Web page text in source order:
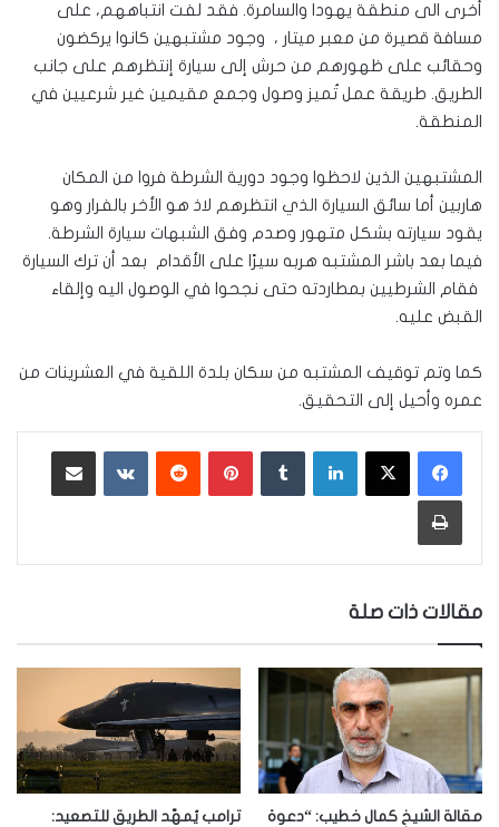
أخرى الى منطقة يهودا والسامرة. فقد لفت انتباههم، على
مسافة قصيرة من معبر ميتار ، وجود مشتبهين كانوا يركضون
وحقائب على ظهورهم من حرش إلى سيارة إنتظرهم على جانب
الطريق. طريقة عمل تُميز وصول وجمع مقيمين غير شرعيين في
المنطقة.
المشتبهين الذين لاحظوا وجود دورية الشرطة فروا من المكان
هاربين أما سائق السيارة الذي انتظرهم لاذ هو الأخر بالفرار وهو
يقود سيارته بشكل متهور وصدم وفق الشبهات سيارة الشرطة.
فيما بعد باشر المشتبه هربه سيرًا على الأقدام بعد أن ترك السيارة
فقام الشرطيين بمطاردته حتى نجحوا في الوصول اليه وإلقاء
القبض عليه.
كما وتم توقيف المشتبه من سكان بلدة اللقية في العشرينات من
عمره وأحيل إلى التحقيق.
لينكدإن بينتيريست ‏VKontakte
طباعة
مقالات ذات صلة
مقالة الشيخ كمال خطيب: “دعوة
ترامب يُمهّد الطريق للتصعيد: